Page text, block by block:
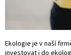
Ekologie je v naší
investovat i do